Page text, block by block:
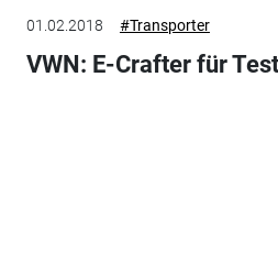
01.02.2018 #Transporter
VWN: E-Crafter für